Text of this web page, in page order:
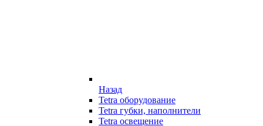
Назад
Tetra оборудование
Tetra губки, наполнители
Tetra освещение